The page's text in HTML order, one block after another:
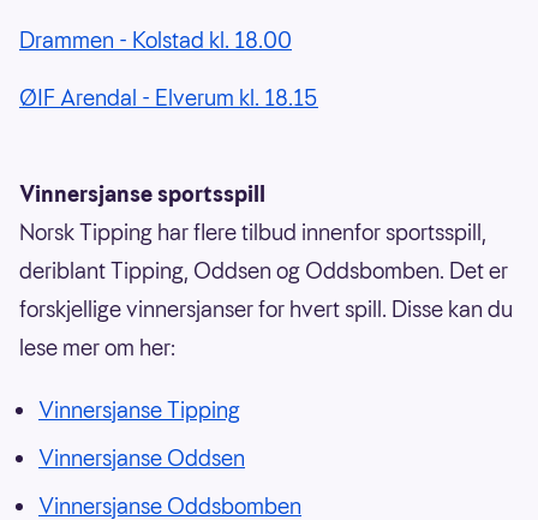
Drammen - Kolstad kl. 18.00
ØIF Arendal - Elverum kl. 18.15
Vinnersjanse sportsspill
Norsk Tipping har flere tilbud innenfor sportsspill,
deriblant Tipping, Oddsen og Oddsbomben. Det er
forskjellige vinnersjanser for hvert spill. Disse kan du
lese mer om her:
Vinnersjanse Tipping
Vinnersjanse Oddsen
Vinnersjanse Oddsbomben